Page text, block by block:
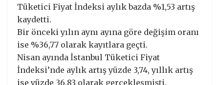
Tüketici Fiyat İndeksi aylık bazda %1,53 artış
kaydetti.
Bir önceki yılın aynı ayına göre değişim oranı
ise %36,77 olarak kayıtlara geçti.
Nisan ayında İstanbul Tüketici Fiyat
İndeksi’nde aylık artış yüzde 3,74, yıllık artış
ise yüzde 36,83 olarak gerçekleşmişti.